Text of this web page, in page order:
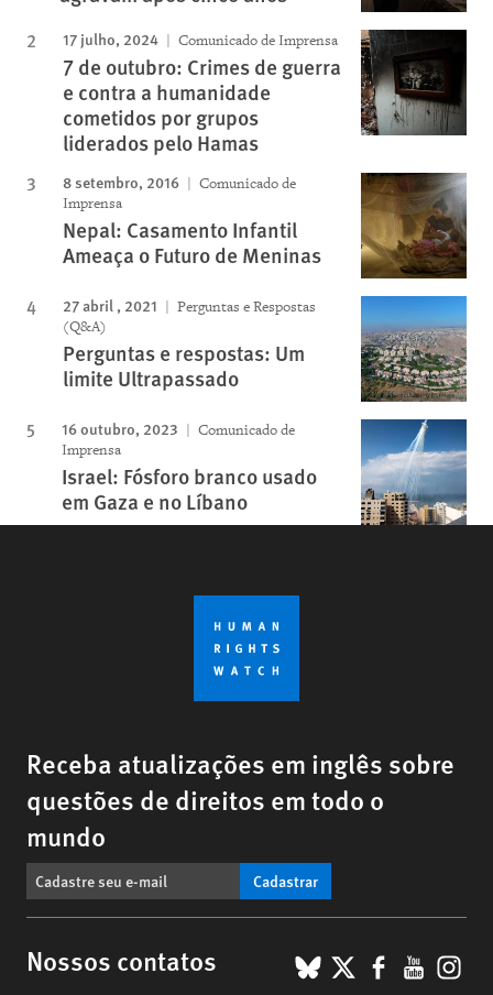
17 julho, 2024 Comunicado de Imprensa
7 de outubro: Crimes de guerra
e contra a humanidade
cometidos por grupos
liderados pelo Hamas
8 setembro, 2016
Comunicado de
Imprensa
Nepal: Casamento Infantil
Ameaça o Futuro de Meninas
27 abril , 2021
Perguntas e Respostas
(Q&A)
Perguntas e respostas: Um
limite Ultrapassado
16 outubro, 2023
Comunicado de
Imprensa
Israel: Fósforo branco usado
em Gaza e no Líbano
Receba atualizações em inglês sobre
questões de direitos em todo o
mundo
Cadastrar
Nossos contatos BlueSky
X